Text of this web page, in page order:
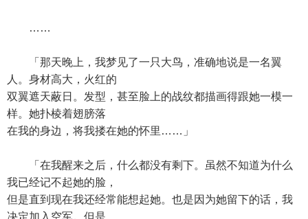
……
「那天晚上，我梦见了一只大鸟，准确地说是一名翼
人。身材高大，火红的
双翼遮天蔽日。发型，甚至脸上的战纹都描画得跟她一模一
样。她扑棱着翅膀落
在我的身边，将我搂在她的怀里……」
「在我醒来之后，什么都没有剩下。虽然不知道为什么
我已经记不起她的脸，
但是直到现在我还经常能想起她。也是因为她留下的话，我
决定加入空军。但是